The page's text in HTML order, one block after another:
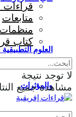
العلوم
والمؤثرات
قراءات
متابعات
كتاب
لا توجد نتيجة
مشاهدة جميع